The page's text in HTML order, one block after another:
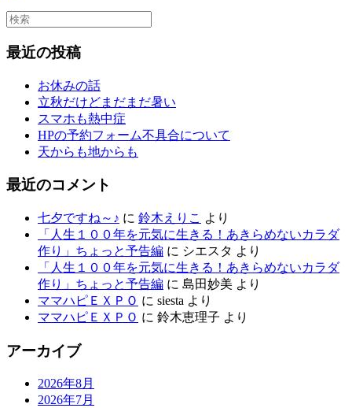
最近の投稿
お休みの話
立秋だけどまだまだ暑い
スマホも熱中症
HPの予約フォーム不具合について
天からも地からも
最近のコメント
七夕ですね～♪ に 鈴木えりこ より
「人生１００年を元気に生きる！あきらめないカラダ
作り」ちょっと予告編 に シエスタ より
「人生１００年を元気に生きる！あきらめないカラダ
作り」ちょっと予告編 に 島田妙美 より
ママハピＥＸＰＯ に siesta より
ママハピＥＸＰＯ に 鈴木恵理子 より
アーカイブ
2026年8月
2026年7月